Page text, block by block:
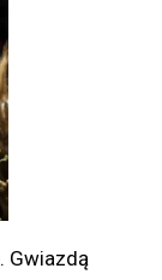
Gwiazdą